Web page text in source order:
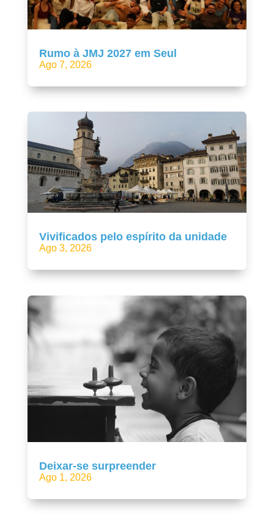
Rumo à JMJ 2027 em Seul
Ago 7, 2026
Vivificados pelo espírito da unidade
Ago 3, 2026
Deixar-se surpreender
Ago 1, 2026